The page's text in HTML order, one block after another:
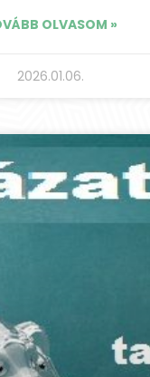
OLVASOM »
2026.01.06.